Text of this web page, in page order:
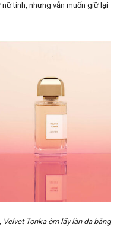
tính, nhưng vẫn muốn giữ lại
Tonka ôm lấy làn da bằng